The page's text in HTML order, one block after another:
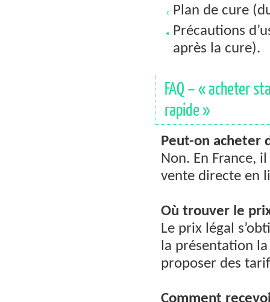
Plan de cure
Précautions
après la cure).
FAQ – « acheter
rapide »
Peut-on acheter
Non. En France,
vente directe en
Où trouver le
Le prix légal
la présentation
proposer des
Comment